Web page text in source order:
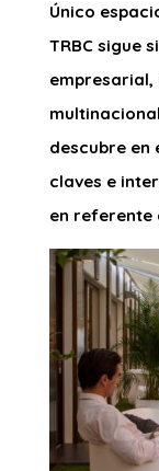
Único
TRBC sigue
descubre en
claves e
en referente